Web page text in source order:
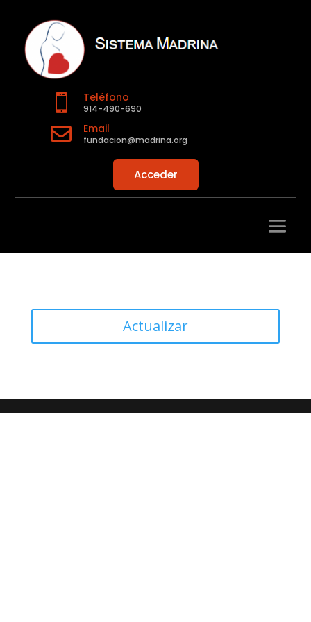
 Teléfono
914-490-690
 Email
fundacion@madrina.org
Acceder
Actualizar